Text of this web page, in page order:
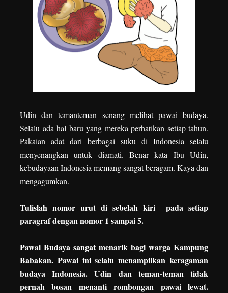
Udin dan temanteman senang melihat pawai budaya.
Selalu ada hal baru yang mereka perhatikan setiap tahun.
Pakaian adat dari berbagai suku di Indonesia selalu
menyenangkan untuk diamati. Benar kata Ibu Udin,
kebudayaan Indonesia memang sangat beragam. Kaya dan
mengagumkan.
Tulislah nomor urut di sebelah kiri pada setiap
paragraf dengan nomor 1 sampai 5.
Pawai Budaya sangat menarik bagi warga Kampung
Babakan. Pawai ini selalu menampilkan keragaman
budaya Indonesia. Udin dan teman-teman tidak
pernah bosan menanti rombongan pawai lewat.